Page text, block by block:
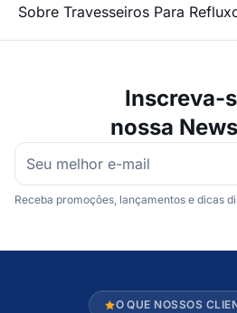
Sobre Travesseiros Para
Inscreva-
nossa
Receba promoções, lançamentos e dicas
O QUE NOSSOS